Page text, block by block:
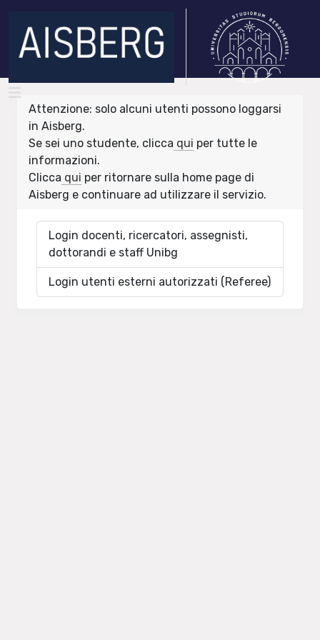
Attenzione: solo alcuni utenti possono loggarsi
in Aisberg.
Se sei uno studente, clicca qui per tutte le
informazioni.
Clicca qui per ritornare sulla home page di
Aisberg e continuare ad utilizzare il servizio.
Login docenti, ricercatori, assegnisti,
dottorandi e staff Unibg
Login utenti esterni autorizzati (Referee)